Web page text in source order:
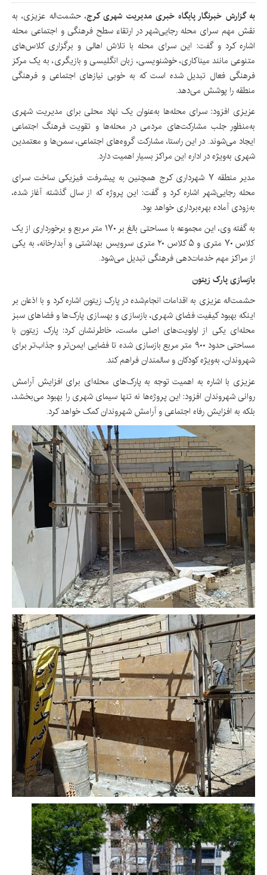
به گزارش خبرنگار پایگاه خبری مدیریت شهری کرج، حشمت‌اله عزیزی، به
نقش مهم سرای محله رجایی‌شهر در ارتقاء سطح فرهنگی و اجتماعی محله
اشاره کرد و گفت: این سرای محله با تلاش اهالی و برگزاری کلاس‌های
متنوعی مانند میناکاری، خوشنویسی، زبان انگلیسی و بازیگری، به یک مرکز
فرهنگی فعال تبدیل شده است که به خوبی نیازهای اجتماعی و فرهنگی
منطقه را پوشش می‌دهد.
عزیزی افزود: سرای محله‌ها به‌عنوان یک نهاد محلی برای مدیریت شهری
به‌منظور جلب مشارکت‌های مردمی در محله‌ها و تقویت فرهنگ اجتماعی
ایجاد می‌شوند. در این راستا، مشارکت گروه‌های اجتماعی، سمن‌ها و معتمدین
شهری به‌ویژه در اداره این مراکز بسیار اهمیت دارد.
مدیر منطقه ۷ شهرداری کرج همچنین به پیشرفت فیزیکی ساخت سرای
محله رجایی‌شهر اشاره کرد و گفت: این پروژه که از سال گذشته آغاز شده،
به‌زودی آماده بهره‌برداری خواهد بود.
به گفته وی، این مجموعه با مساحتی بالغ بر ۱۷۰ متر مربع و برخورداری از یک
کلاس ۷۰ متری و ۵ کلاس ۲۰ متری سرویس بهداشتی و آبدارخانه، به یکی
از مراکز مهم خدمات‌دهی‌ فرهنگی تبدیل می‌شود.
بازسازی پارک زیتون
حشمت‌اله عزیزی به اقدامات انجام‌شده در پارک زیتون اشاره کرد و با اذعان بر
اینکه بهبود کیفیت فضای شهری، بازسازی و بهسازی پارک‌ها و فضاهای سبز
محله‌ای یکی از اولویت‌های اصلی ماست، خاطرنشان کرد: پارک زیتون با
مساحتی حدود ۹۰۰ متر مربع بازسازی شده تا فضایی ایمن‌تر و جذاب‌تر برای
شهروندان، به‌ویژه کودکان و سالمندان فراهم کند.
عزیزی با اشاره به اهمیت توجه به پارک‌های محله‌ای برای افزایش آرامش
روانی شهروندان افزود: این پروژه‌ها نه تنها سیمای شهری را بهبود می‌بخشد،
بلکه به افزایش رفاه اجتماعی و آرامش شهروندان کمک خواهد کرد.